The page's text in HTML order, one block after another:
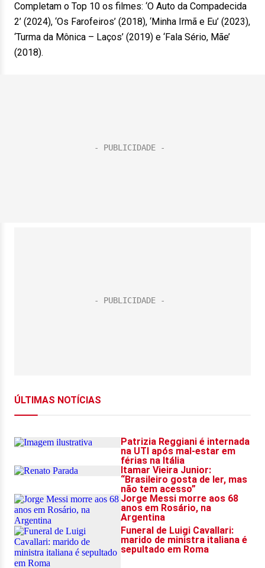
Completam o Top 10 os filmes: ‘O Auto da Compadecida
2’ (2024), ‘Os Farofeiros’ (2018), ‘Minha Irmã e Eu’ (2023),
‘Turma da Mônica – Laços’ (2019) e ‘Fala Sério, Mãe’
(2018).